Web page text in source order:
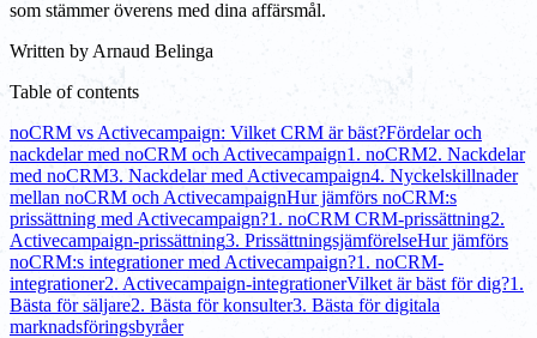
som stämmer överens med dina affärsmål.
Written by Arnaud Belinga
Table of contents
noCRM vs Activecampaign: Vilket CRM är bäst?Fördelar och
nackdelar med noCRM och Activecampaign1. noCRM2. Nackdelar
med noCRM3. Nackdelar med Activecampaign4. Nyckelskillnader
mellan noCRM och ActivecampaignHur jämförs noCRM:s
prissättning med Activecampaign?1. noCRM CRM-prissättning2.
Activecampaign-prissättning3. PrissättningsjämförelseHur jämförs
noCRM:s integrationer med Activecampaign?1. noCRM-
integrationer2. Activecampaign-integrationerVilket är bäst för dig?1.
Bästa för säljare2. Bästa för konsulter3. Bästa för digitala
marknadsföringsbyråer